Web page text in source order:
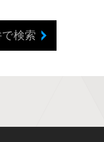
検索